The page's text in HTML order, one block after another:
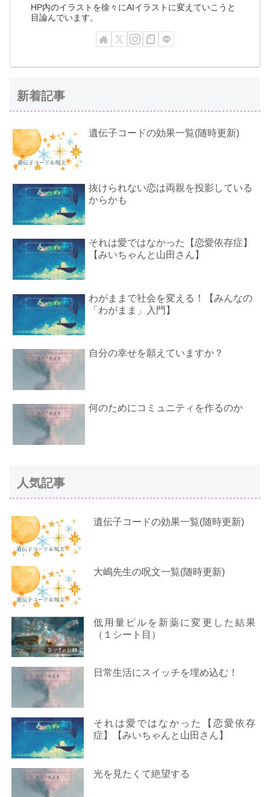
HP内のイラストを徐々にAIイラストに変えていこうと
目論んでいます。
新着記事
遺伝子コードの効果一覧(随時更新)
抜けられない恋は両親を投影している
からかも
それは愛ではなかった【恋愛依存症】
【みいちゃんと山田さん】
わがままで社会を変える！【みんなの
「わがまま」入門】
自分の幸せを願えていますか？
何のためにコミュニティを作るのか
人気記事
遺伝子コードの効果一覧(随時更新)
大嶋先生の呪文一覧(随時更新)
低用量ピルを新薬に変更した結果
（１シート目）
日常生活にスイッチを埋め込む！
それは愛ではなかった【恋愛依存
症】【みいちゃんと山田さん】
光を見たくて絶望する